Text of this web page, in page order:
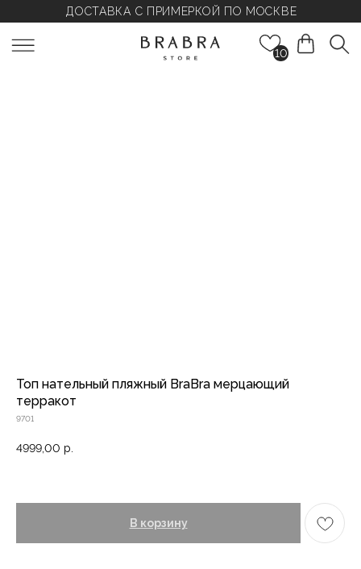
10
ДОСТАВКА С ПРИМЕРКОЙ ПО МОСКВЕ
Топ нательный пляжный BraBra мерцающий
терракот
9701
4999,00 р.
В корзину